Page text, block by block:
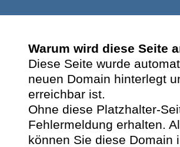
Warum wird diese Seite
Diese Seite wurde
neuen Domain hinterlegt
erreichbar ist.
Ohne diese Platzhalter-
Fehlermeldung erhalten.
können Sie diese Domain